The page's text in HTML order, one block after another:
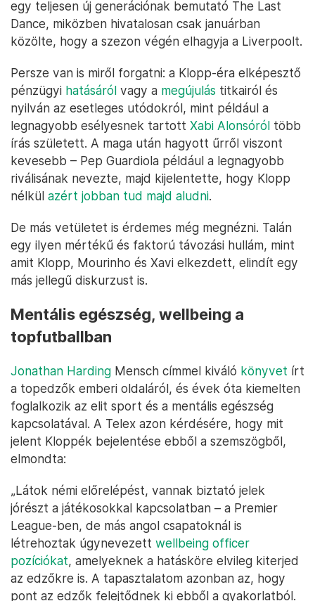
egy teljesen új generációnak bemutató The Last
Dance, miközben hivatalosan csak januárban
közölte, hogy a szezon végén elhagyja a Liverpoolt.
Persze van is miről forgatni: a Klopp-éra elképesztő
pénzügyi hatásáról vagy a megújulás titkairól és
nyilván az esetleges utódokról, mint például a
legnagyobb esélyesnek tartott Xabi Alonsóról több
írás született. A maga után hagyott űrről viszont
kevesebb – Pep Guardiola például a legnagyobb
riválisának nevezte, majd kijelentette, hogy Klopp
nélkül azért jobban tud majd aludni.
De más vetületet is érdemes még megnézni. Talán
egy ilyen mértékű és faktorú távozási hullám, mint
amit Klopp, Mourinho és Xavi elkezdett, elindít egy
más jellegű diskurzust is.
Mentális egészség, wellbeing a
topfutballban
Jonathan Harding Mensch címmel kiváló könyvet írt
a topedzők emberi oldaláról, és évek óta kiemelten
foglalkozik az elit sport és a mentális egészség
kapcsolatával. A Telex azon kérdésére, hogy mit
jelent Kloppék bejelentése ebből a szemszögből,
elmondta:
„Látok némi előrelépést, vannak biztató jelek
jórészt a játékosokkal kapcsolatban – a Premier
League-ben, de más angol csapatoknál is
létrehoztak úgynevezett wellbeing officer
pozíciókat, amelyeknek a hatásköre elvileg kiterjed
az edzőkre is. A tapasztalatom azonban az, hogy
pont az edzők felejtődnek ki ebből a gyakorlatból.